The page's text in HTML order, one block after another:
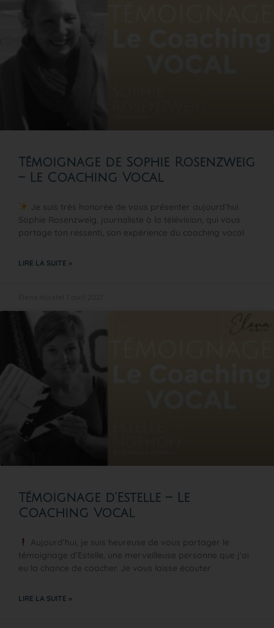
Témoignage de Sophie Rosenzweig
– Le Coaching Vocal
Je suis très honorée de vous présenter aujourd’hui
Sophie Rosenzweig, journaliste à la télévision, qui vous
partage ton ressenti, son expérience du coaching vocal
LIRE LA SUITE »
Témoignage d’Estelle – Le
Coaching Vocal
Aujourd’hui, je suis heureuse de vous partager le
témoignage d’Estelle, une merveilleuse personne que j’ai
eu la chance de coacher. Je vous laisse écouter
LIRE LA SUITE »